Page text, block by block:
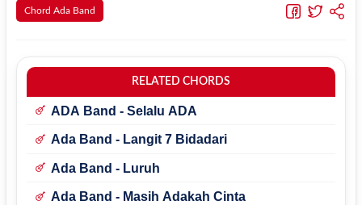
Chord Ada Band
RELATED CHORDS
ADA Band - Selalu ADA
Ada Band - Langit 7 Bidadari
Ada Band - Luruh
Ada Band - Masih Adakah Cinta